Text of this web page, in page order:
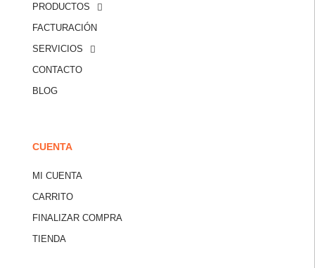
PRODUCTOS
FACTURACIÓN
SERVICIOS
CONTACTO
BLOG
CUENTA
MI CUENTA
CARRITO
FINALIZAR COMPRA
TIENDA